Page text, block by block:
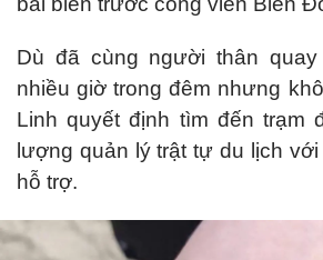
Dù đã cùng người thân
nhiều giờ trong đêm nhưng
Linh quyết định tìm đến trạm
lượng quản lý trật tự du lịch
hỗ trợ.